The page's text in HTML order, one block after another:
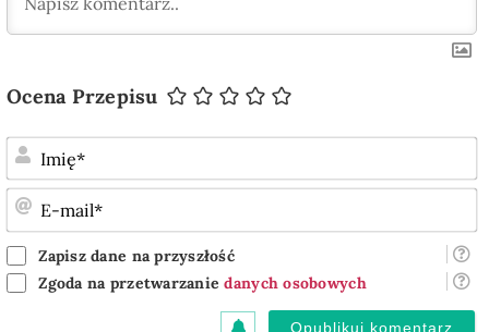
Ocena Przepisu
Zapisz dane na przyszłość
Zgoda na przetwarzaniedanych osobowych